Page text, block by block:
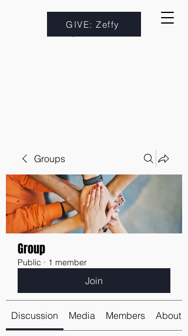
GIVE: Zeffy
Groups
Group
Public · 1 member
Join
Discussion Media Members About